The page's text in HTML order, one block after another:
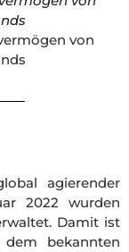
von
agierender
2022 wurden
Damit ist
bekannten